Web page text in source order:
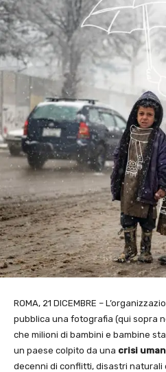
ROMA, 21 DICEMBRE –
pubblica una fotografia (qui sopra
che milioni di bambini e bambine
un paese colpito da una crisi
decenni di conflitti, disastri naturali